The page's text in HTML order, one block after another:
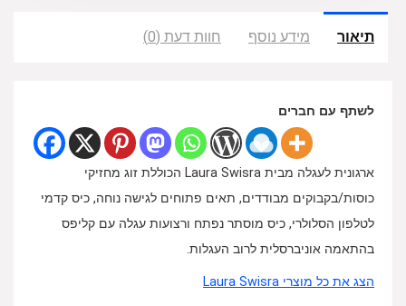
תיאור מידע נוסף חוות דעת (0)
לשתף עם חברים
ארגונית לעגלה מבית Laura Swisra הכוללת זוג מחזיקי
כוסות/בקבוקים מבודדים, תאים פתוחים לגישה נוחה, כיס קדמי
לטלפון הסלולרי, כיס מוסתר נפתח ורצועות עגלה עם קליפס
בהתאמה אוניברסלית לרוב העגלות.
הצג את כל מוצרי Laura Swisra